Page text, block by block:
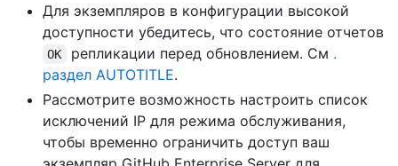
Для экземпляров в конфигурации высокой
доступности убедитесь, что состояние отчетов
OK репликации перед обновлением. См .
раздел AUTOTITLE.
Рассмотрите возможность настроить список
исключений IP для режима обслуживания,
чтобы временно ограничить доступ ваш